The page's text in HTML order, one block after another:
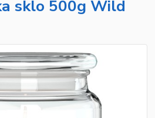
sklo 500g Wild